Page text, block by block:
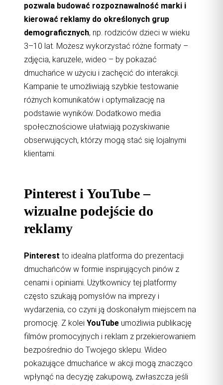
pozwala budować rozpoznawalność marki i
kierować reklamy do określonych grup
demograficznych, np. rodziców dzieci w wieku
3–10 lat. Możesz wykorzystać różne formaty –
zdjęcia, karuzele, wideo – by pokazać
dmuchańce w użyciu i zachęcić do interakcji.
Kampanie te umożliwiają szybkie testowanie
różnych komunikatów i optymalizację na
podstawie wyników. Dodatkowo media
społecznościowe ułatwiają pozyskiwanie
obserwujących, którzy mogą stać się lojalnymi
klientami.
Pinterest i YouTube –
wizualne podejście do
reklamy
Pinterest to idealna platforma do prezentacji
dmuchańców w formie inspirujących pinów z
cenami i opiniami. Użytkownicy tej platformy
często szukają pomysłów na imprezy i
wydarzenia, co czyni ją doskonałym miejscem na
promocję. Z kolei YouTube umożliwia publikację
filmów promocyjnych i reklam z przekierowaniem
bezpośrednio do Twojego sklepu. Wideo
pokazujące dmuchańce w akcji mogą znacząco
wpłynąć na decyzję zakupową, zwłaszcza jeśli